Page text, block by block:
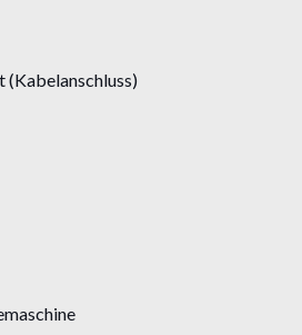
(Kabelanschluss)